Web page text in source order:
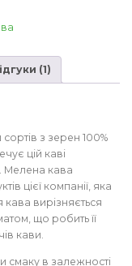
(1)
з зерен 100%
цій каві
Мелена кава
цієї компанії, яка
вирізняється
що робить її
кави.
смаку в залежності